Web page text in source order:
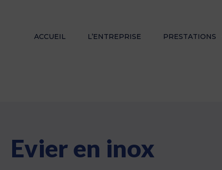
ACCUEIL L’ENTREPRISE PRESTATIONS
Evier en inox